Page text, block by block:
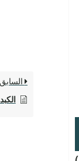
السابق